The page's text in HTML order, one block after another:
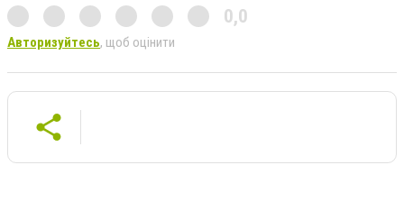
0,0
Авторизуйтесь, щоб оцінити